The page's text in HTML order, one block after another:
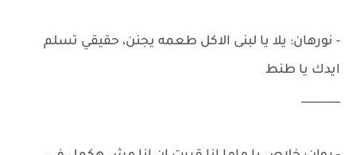
- نورهان: يلا يا لبنى الاكل طعمه يجنن، حقيقي تسلم
ايدك يا طنط
_______